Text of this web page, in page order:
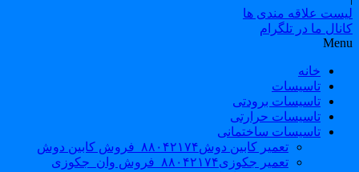
علاقه مندی ها
ما در تلگرام
خانه
تاسیسات
تاسیسات برودتی
تاسیسات حرارتی
تاسیسات ساختمانی
تعمیر کابین دوش۸۸۰۴۲۱۷۴_فروش کابین دوش
تعمیر جکوزی۸۸۰۴۲۱۷۴_فروش وان_جکوزی